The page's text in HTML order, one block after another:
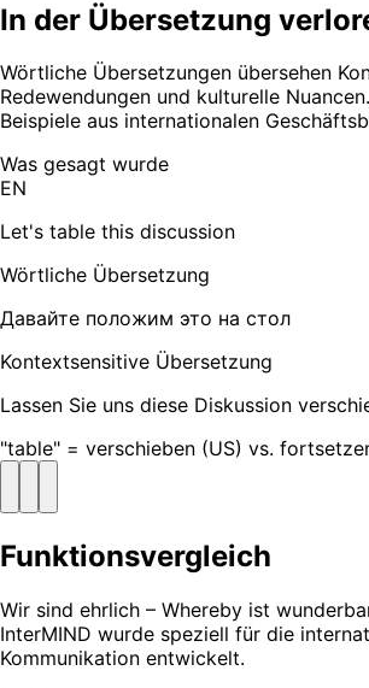
In der Übersetzung
Wörtliche Übersetzungen übersehen
Redewendungen und kulturelle
Beispiele aus internationalen
Was gesagt wurde
EN
Let's table this discussion
Wörtliche Übersetzung
Давайте положим это на стол
Kontextsensitive Übersetzung
Lassen Sie uns diese Diskussion
"table" = verschieben (US) vs.
Funktionsvergleich
Wir sind ehrlich – Whereby ist
InterMIND wurde speziell für die
Kommunikation entwickelt.